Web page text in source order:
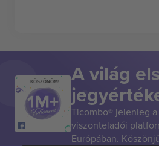
KÖSZÖNÖM! A világ
Ticombo® jelenleg
viszonteladói
Európában.